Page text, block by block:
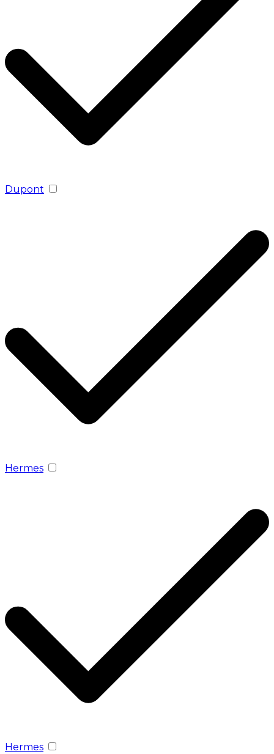
Dupont
Hermes
Hermes